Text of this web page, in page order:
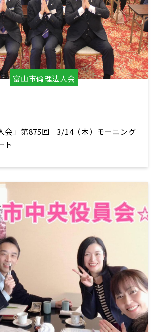
富山市倫理法人会
会」第875回 3/14（木）モーニング
ト